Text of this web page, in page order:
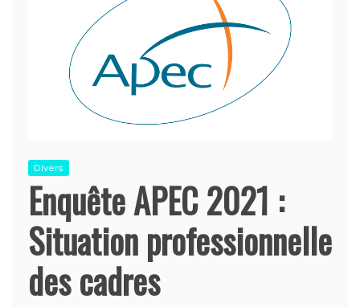
Divers
Enquête APEC 2021 :
Situation professionnelle
des cadres